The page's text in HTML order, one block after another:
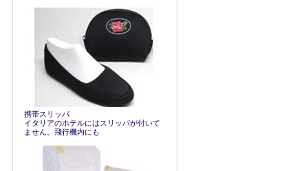
携帯スリッパ
イタリアのホテルにはスリッパが付いて
ません。飛行機内にも